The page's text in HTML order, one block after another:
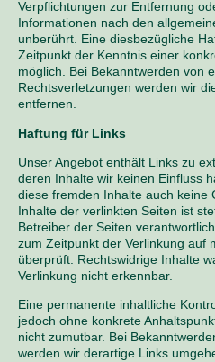
Verpflichtungen zur Entfernung
Informationen nach den
unberührt. Eine diesbezügliche
Zeitpunkt der Kenntnis einer
möglich. Bei Bekanntwerden von
Rechtsverletzungen werden wir
entfernen.
Haftung für Links
Unser Angebot enthält Links zu
deren Inhalte wir keinen Einfluss
diese fremden Inhalte auch keine
Inhalte der verlinkten Seiten ist
Betreiber der Seiten
zum Zeitpunkt der Verlinkung auf
überprüft. Rechtswidrige Inhalte
Verlinkung nicht erkennbar.
Eine permanente inhaltliche
jedoch ohne konkrete
nicht zumutbar. Bei
werden wir derartige Links